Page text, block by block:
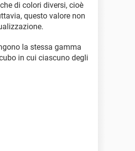
di colori diversi, cioè
questo valore non
la stessa gamma
in cui ciascuno degli